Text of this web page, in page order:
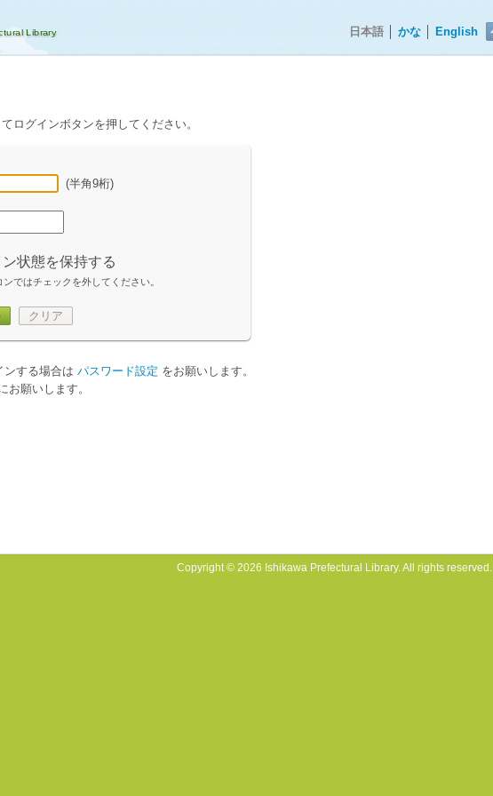
日本語 かな English
ログインボタンを押してください。
(半角9桁)
状態を保持する
ではチェックを外してください。
クリア
ンする場合は パスワード設定 をお願いします。
お願いします。
Copyright © 2026 Ishikawa Prefectural Library. All rights reserved.